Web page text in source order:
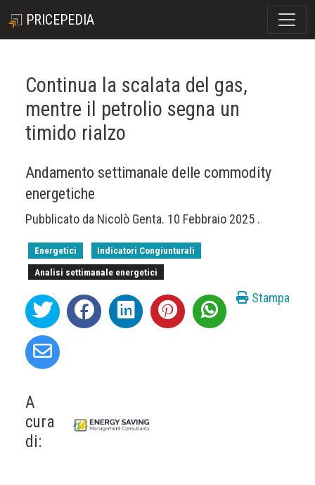
PRICEPEDIA
Continua la scalata del gas,
mentre il petrolio segna un
timido rialzo
Andamento settimanale delle commodity
energetiche
Pubblicato da Nicolò Genta. 10 Febbraio 2025 .
Energetici
Indicatori Congiunturali
Analisi settimanale energetici
Stampa
A
cura
di: